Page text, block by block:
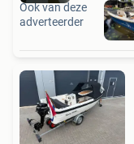
Ook van deze
adverteerder